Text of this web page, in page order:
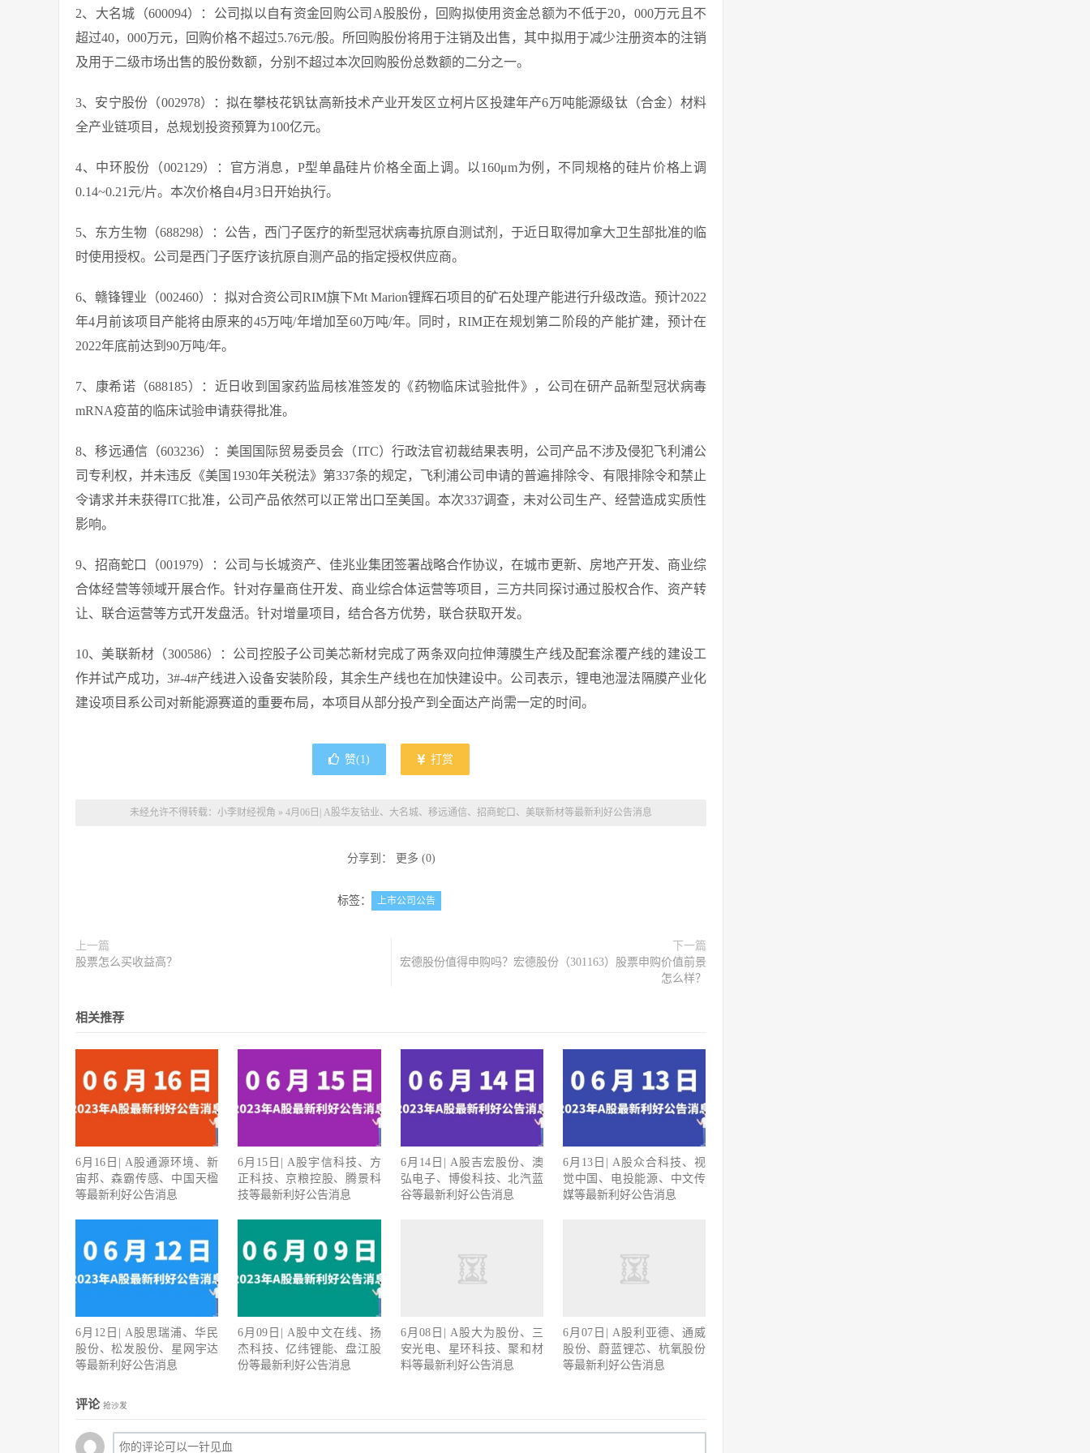
2、大名城（600094）：公司拟以自有资金回购公司A股股份，回购拟使用资金总额为不低于20，000万元且不
超过40，000万元，回购价格不超过5.76元/股。所回购股份将用于注销及出售，其中拟用于减少注册资本的注销
及用于二级市场出售的股份数额，分别不超过本次回购股份总数额的二分之一。
3、安宁股份（002978）：拟在攀枝花钒钛高新技术产业开发区立柯片区投建年产6万吨能源级钛（合金）材料
全产业链项目，总规划投资预算为100亿元。
4、中环股份（002129）：官方消息，P型单晶硅片价格全面上调。以160μm为例，不同规格的硅片价格上调
0.14~0.21元/片。本次价格自4月3日开始执行。
5、东方生物（688298）：公告，西门子医疗的新型冠状病毒抗原自测试剂，于近日取得加拿大卫生部批准的临
时使用授权。公司是西门子医疗该抗原自测产品的指定授权供应商。
6、赣锋锂业（002460）：拟对合资公司RIM旗下Mt Marion锂辉石项目的矿石处理产能进行升级改造。预计2022
年4月前该项目产能将由原来的45万吨/年增加至60万吨/年。同时，RIM正在规划第二阶段的产能扩建，预计在
2022年底前达到90万吨/年。
7、康希诺（688185）：近日收到国家药监局核准签发的《药物临床试验批件》，公司在研产品新型冠状病毒
mRNA疫苗的临床试验申请获得批准。
8、移远通信（603236）：美国国际贸易委员会（ITC）行政法官初裁结果表明，公司产品不涉及侵犯飞利浦公
司专利权，并未违反《美国1930年关税法》第337条的规定，飞利浦公司申请的普遍排除令、有限排除令和禁止
令请求并未获得ITC批准，公司产品依然可以正常出口至美国。本次337调查，未对公司生产、经营造成实质性
影响。
9、招商蛇口（001979）：公司与长城资产、佳兆业集团签署战略合作协议，在城市更新、房地产开发、商业综
合体经营等领域开展合作。针对存量商住开发、商业综合体运营等项目，三方共同探讨通过股权合作、资产转
让、联合运营等方式开发盘活。针对增量项目，结合各方优势，联合获取开发。
10、美联新材（300586）：公司控股子公司美芯新材完成了两条双向拉伸薄膜生产线及配套涂覆产线的建设工
作并试产成功，3#-4#产线进入设备安装阶段，其余生产线也在加快建设中。公司表示，锂电池湿法隔膜产业化
建设项目系公司对新能源赛道的重要布局，本项目从部分投产到全面达产尚需一定的时间。
赞(1) 打赏
未经允许不得转载： 小李财经视角 » 4月06日| A股华友钴业、大名城、移远通信、招商蛇口、美联新材等最新利好公告消息
分享到： 更多 (0)
标签： 上市公司公告
上一篇
股票怎么买收益高？
下一篇
宏德股份值得申购吗？宏德股份（301163）股票申购价值前景
怎么样？
相关推荐
6月16日| A股通源环境、新
宙邦、森霸传感、中国天楹
等最新利好公告消息
6月15日| A股宇信科技、方
正科技、京粮控股、腾景科
技等最新利好公告消息
6月14日| A股吉宏股份、澳
弘电子、博俊科技、北汽蓝
谷等最新利好公告消息
6月13日| A股众合科技、视
觉中国、电投能源、中文传
媒等最新利好公告消息
6月12日| A股思瑞浦、华民
股份、松发股份、星网宇达
等最新利好公告消息
6月09日| A股中文在线、扬
杰科技、亿纬锂能、盘江股
份等最新利好公告消息
6月08日| A股大为股份、三
安光电、星环科技、聚和材
料等最新利好公告消息
6月07日| A股利亚德、通威
股份、蔚蓝锂芯、杭氧股份
等最新利好公告消息
评论 抢沙发